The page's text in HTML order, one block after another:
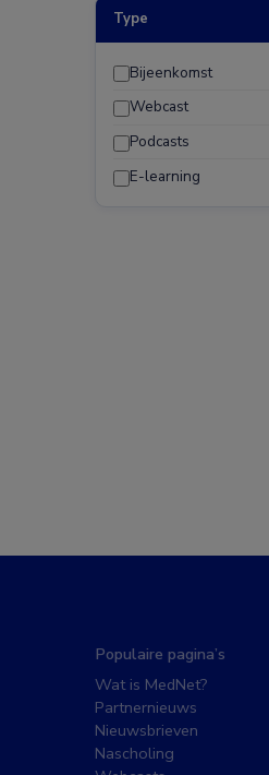
Type
Bijeenkomst
Webcast
Podcasts
E-learning
Populaire pagina’s
Wat is MedNet?
Partnernieuws
Nieuwsbrieven
Nascholing